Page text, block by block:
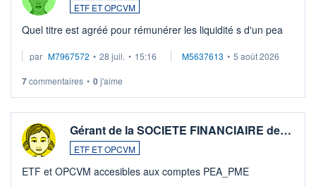
ETF ET OPCVM
Quel titre est agréé pour rémunérer les liquidité s d'un pea
par M7967572 • 28 juil. • 15:16 M5637613 • 5 août 2026
7commentaires • 0j'aime
Gérant de la SOCIETE FINANCIAIRE de…
ETF ET OPCVM
ETF et OPCVM accesibles aux comptes PEA_PME